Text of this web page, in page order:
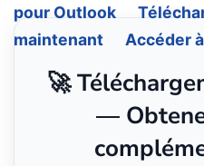
pour Outlook
maintenant
Accéder
🚀
—